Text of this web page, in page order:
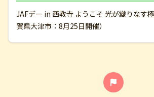
JAFデー in 西教寺 ようこそ 光が織りなす
賀県大津市：8月25日開催）